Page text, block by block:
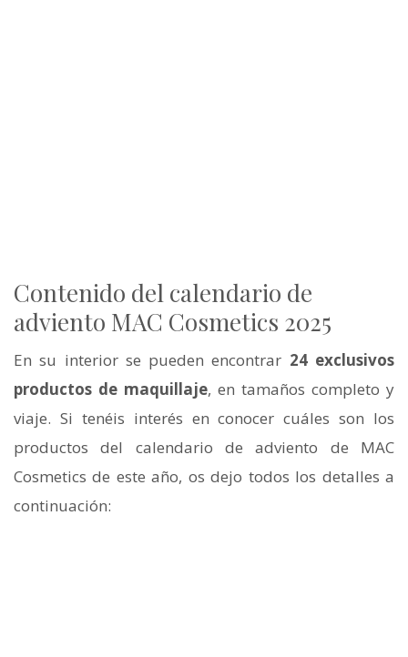
Contenido del calendario de
adviento MAC Cosmetics 2025
En su interior se pueden encontrar 24 exclusivos
productos de maquillaje, en tamaños completo y
viaje. Si tenéis interés en conocer cuáles son los
productos del calendario de adviento de MAC
Cosmetics de este año, os dejo todos los detalles a
continuación: